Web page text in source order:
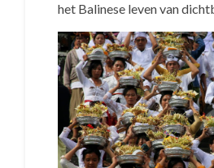
het Balinese leven van